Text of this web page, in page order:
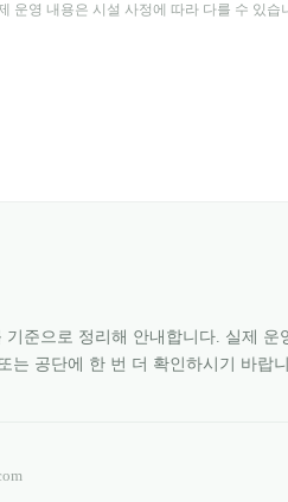
운영 내용은 시설 사정에 따라 다를 수 있
준으로 정리해 안내합니다. 실제 운
는 공단에 한 번 더 확인하시기 바랍니